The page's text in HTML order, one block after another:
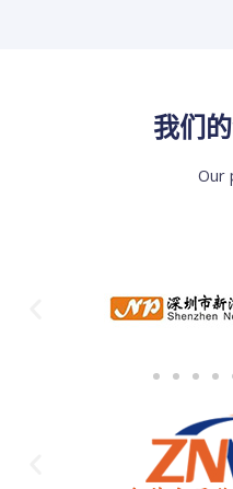
我们
Our